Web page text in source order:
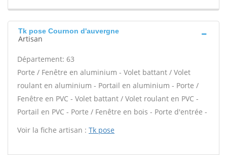
Tk pose Cournon d'auvergne
Artisan
Département: 63
Porte / Fenêtre en aluminium - Volet battant / Volet
roulant en aluminium - Portail en aluminium - Porte /
Fenêtre en PVC - Volet battant / Volet roulant en PVC -
Portail en PVC - Porte / Fenêtre en bois - Porte d'entrée -
Voir la fiche artisan : Tk pose